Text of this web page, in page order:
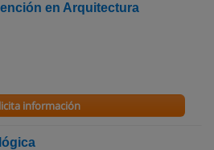
en Arquitectura
información